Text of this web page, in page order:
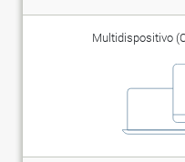
Multidispositivo